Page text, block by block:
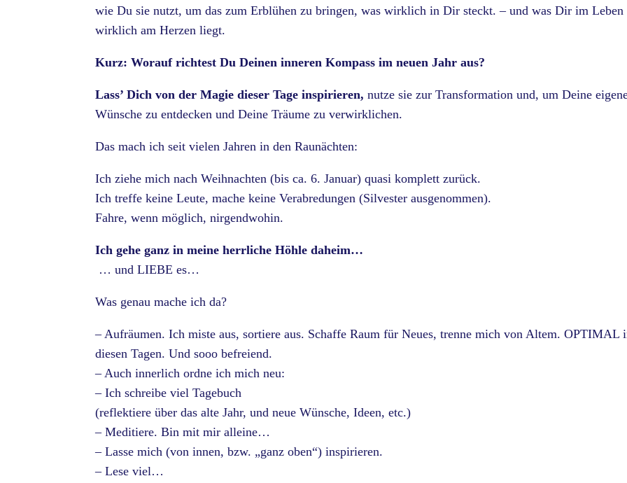
wie Du sie nutzt, um das zum Erblühen zu bringen, was wirklich in Dir steckt. – und was Dir im Leben
wirklich am Herzen liegt.
Kurz: Worauf richtest Du Deinen inneren Kompass im neuen Jahr aus?
Lass’ Dich von der Magie dieser Tage inspirieren, nutze sie zur Transformation und, um Deine
Wünsche zu entdecken und Deine Träume zu verwirklichen.
Das mach ich seit vielen Jahren in den Raunächten:
Ich ziehe mich nach Weihnachten (bis ca. 6. Januar) quasi komplett zurück.
Ich treffe keine Leute, mache keine Verabredungen (Silvester ausgenommen).
Fahre, wenn möglich, nirgendwohin.
Ich gehe ganz in meine herrliche Höhle daheim…
… und LIEBE es…
Was genau mache ich da?
– Aufräumen. Ich miste aus, sortiere aus. Schaffe Raum für Neues, trenne mich von Altem. OPTIMAL
diesen Tagen. Und sooo befreiend.
– Auch innerlich ordne ich mich neu:
– Ich schreibe viel Tagebuch
(reflektiere über das alte Jahr, und neue Wünsche, Ideen, etc.)
– Meditiere. Bin mit mir alleine…
– Lasse mich (von innen, bzw. „ganz oben“) inspirieren.
– Lese viel…